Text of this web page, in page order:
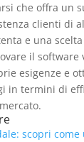
che offra un
clienti di
e una
il software
esigenze e
in termini di
scopri come